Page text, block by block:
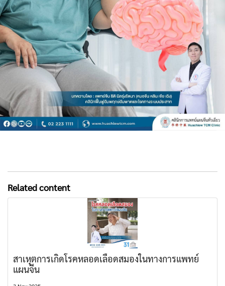
Related content
สาเหุตการเกิดโรคหลอดเลือดสมองในทางการแพทย์
แผนจีน